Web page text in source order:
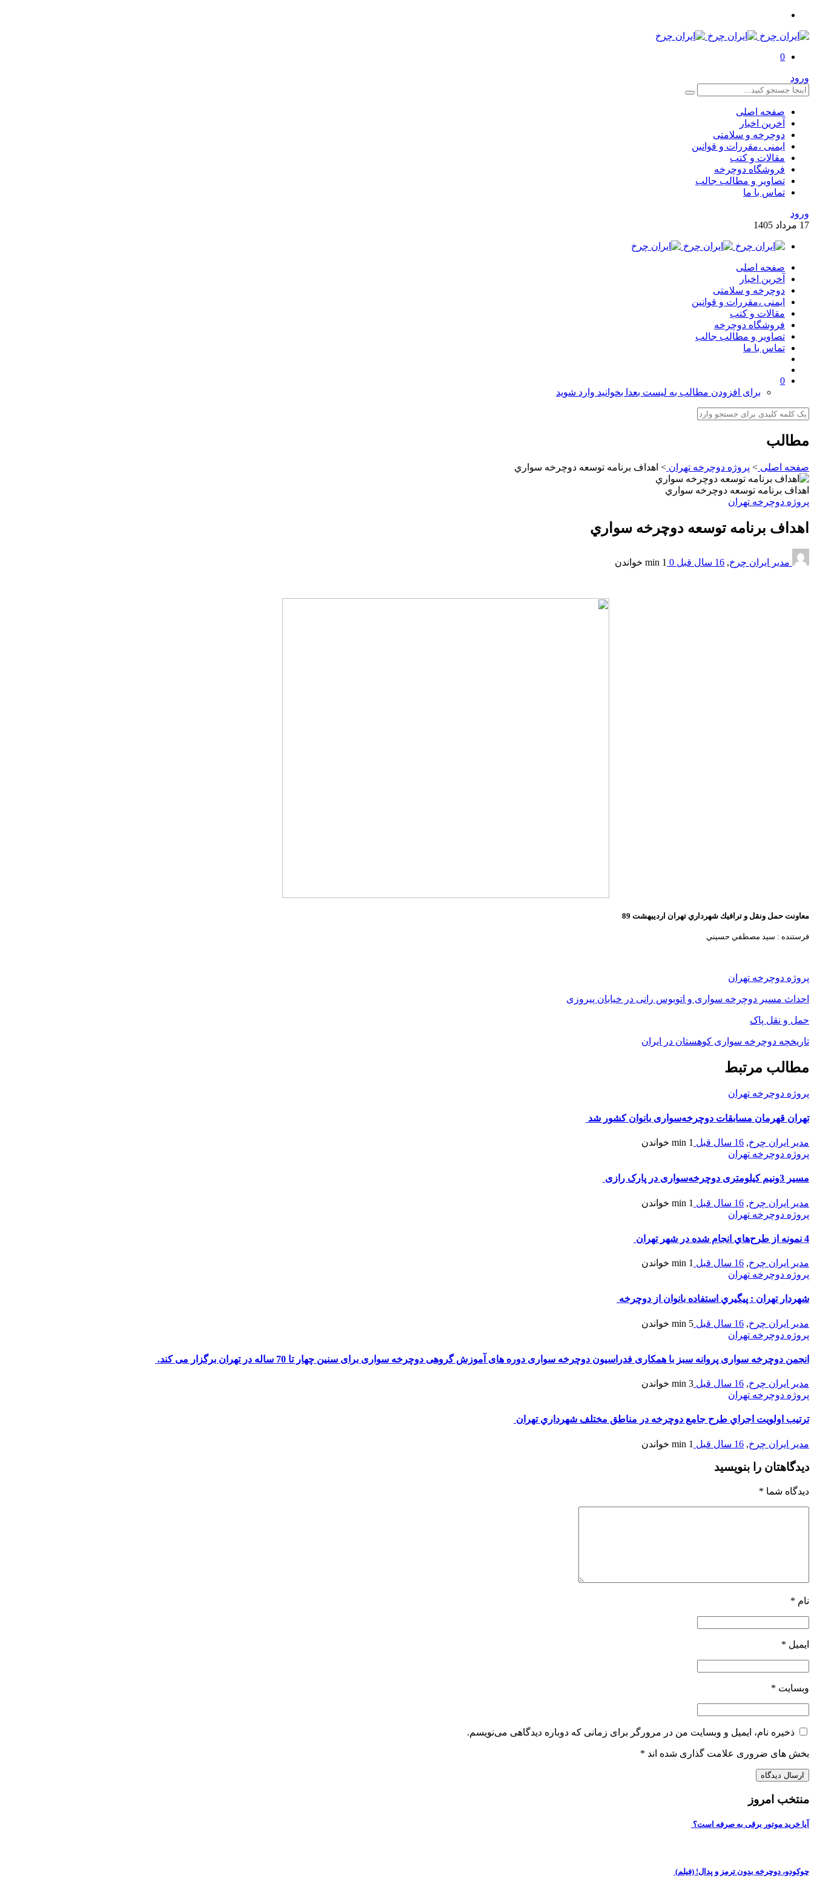
0
ورود
صفحه اصلی
آخرین اخبار
دوچرخه و سلامتی
ایمنی ،مقررات و قوانین
مقالات و کتب
فروشگاه دوچرخه
تصاویر و مطالب جالب
تماس با ما
ورود
17 مرداد 1405
صفحه اصلی
آخرین اخبار
دوچرخه و سلامتی
ایمنی ،مقررات و قوانین
مقالات و کتب
فروشگاه دوچرخه
تصاویر و مطالب جالب
تماس با ما
0
برای افزودن مطالب به لیست بعدا بخوانید وارد شوید
مطالب
صفحه اصلی > پروژه دوچرخه تهران > اهداف برنامه توسعه دوچرخه سواري
اهداف برنامه توسعه دوچرخه سواري
پروژه دوچرخه تهران
اهداف برنامه توسعه دوچرخه سواري
مدیر ایران چرخ, 16 سال قبل 0
1 min خواندن
معاونت حمل ونقل و ترافيك شهرداري تهران ارديبهشت 89
فرستنده : سيد مصطفي حسيني
پروژه دوچرخه تهران
احداث مسیر دوچرخه سواری و اتوبوس رانی در خیابان پیروزی
حمل و نقل پاک
تاریخچه دوچرخه سواری کوهستان در ایران
مطالب مرتبط
پروژه دوچرخه تهران
تهران قهرمان مسابقات دوچرخه‌سواری بانوان کشور شد
مدیر ایران چرخ, 16 سال قبل 1 min
خواندن
پروژه دوچرخه تهران
مسیر 3ونیم کیلومتری دوچرخه‌سواری در پارک رازی
مدیر ایران چرخ, 16 سال قبل 1 min
خواندن
پروژه دوچرخه تهران
4 نمونه از طرح‌هاي انجام شده در شهر تهران
مدیر ایران چرخ, 16 سال قبل 1 min
خواندن
پروژه دوچرخه تهران
شهردار تهران : پيگيري استفاده بانوان از دوچرخه
مدیر ایران چرخ, 16 سال قبل 5 min
خواندن
پروژه دوچرخه تهران
انجمن دوچرخه سواری پروانه سبز با همکاری فدراسیون دوچرخه سواری دوره های آموزش گروهی دوچرخه سواری برای سنین چهار تا 70 ساله در تهران برگزار می کند.
مدیر ایران چرخ, 16 سال قبل 3 min
خواندن
پروژه دوچرخه تهران
ترتيب اولويت اجراي طرح جامع دوچرخه در مناطق مختلف شهرداري تهران
مدیر ایران چرخ, 16 سال قبل 1 min خواندن
دیدگاهتان را بنویسید
دیدگاه شما *
نام *
ایمیل *
وبسایت *
ذخیره نام، ایمیل و وبسایت من در مرورگر برای زمانی که دوباره دیدگاهی می‌نویسم.
بخش های ضروری علامت گذاری شده اند *
منتخب امروز
آیا خرید موتور برقی به صرفه است؟
چوکودو، دوچرخه بدون ترمز و پدال! (فیلم)